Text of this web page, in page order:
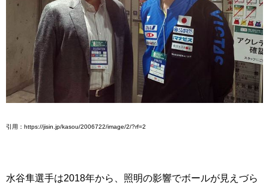
引用：https://jisin.jp/kasou/2006722/image/2/?rf=2
水谷隼選手は2018年から、照明の影響でボールが見えづら